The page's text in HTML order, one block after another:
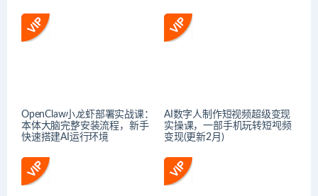
OpenClaw小龙虾部署实战课：
本体大脑完整安装流程，新手
快速搭建AI运行环境
AI数字人制作短视频超级变现
实操课，一部手机玩转短视频
变现(更新2月)